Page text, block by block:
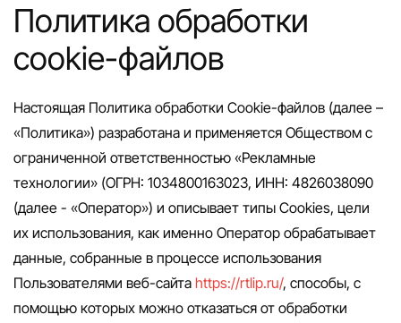
Политика обработки
cookie-файлов
Настоящая Политика обработки Cookie-файлов (далее –
«Политика») разработана и применяется Обществом с
ограниченной ответственностью «Рекламные
технологии» (ОГРН: 1034800163023, ИНН: 4826038090
(далее - «Оператор») и описывает типы Cookies, цели
их использования, как именно Оператор обрабатывает
данные, собранные в процессе использования
Пользователями веб-сайта https://rtlip.ru/, способы, с
помощью которых можно отказаться от обработки